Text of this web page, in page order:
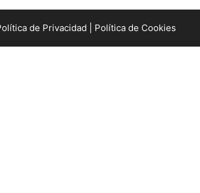
de Privacidad | Política de Cookies